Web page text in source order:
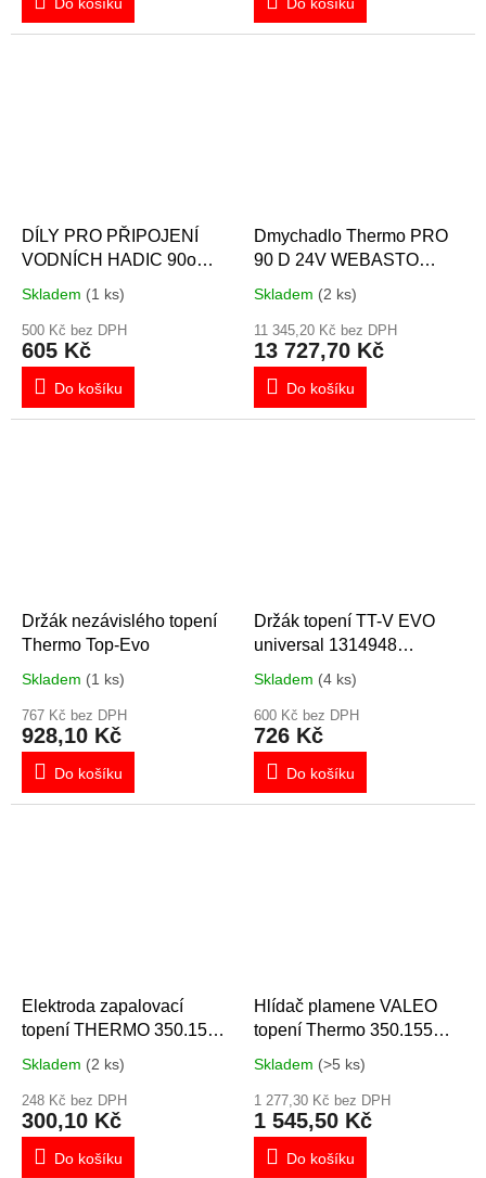
DÍLY PRO PŘIPOJENÍ
VODNÍCH HADIC 90o
Skladem (1 ks)
500 Kč bez DPH
605 Kč
Do košíku
Dmychadlo Thermo PRO
90 D 24V WEBASTO
Skladem (2 ks)
11 345,20 Kč bez DPH
13 727,70 Kč
Do košíku
Držák nezávislého topení
Thermo Top-Evo
Skladem (1 ks)
767 Kč bez DPH
928,10 Kč
Do košíku
Držák topení TT-V EVO
universal 1314948
Skladem (4 ks)
600 Kč bez DPH
726 Kč
Do košíku
Elektroda zapalovací
topení THERMO 350.155
Skladem (2 ks)
248 Kč bez DPH
300,10 Kč
Do košíku
Hlídač plamene VALEO
topení Thermo 350.155
Skladem (>5 ks)
1 277,30 Kč bez DPH
1 545,50 Kč
Do košíku